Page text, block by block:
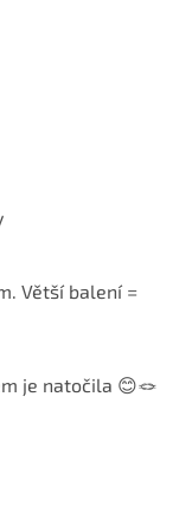
Větší balení =
je natočila 😊🪢